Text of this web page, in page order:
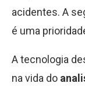
acidentes. A
é uma
A tecnologia
na vida do